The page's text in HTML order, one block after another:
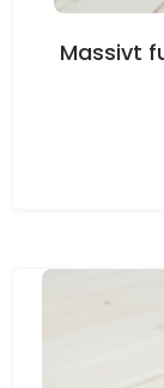
Massivt